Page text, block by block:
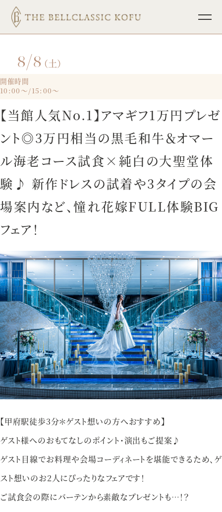
ご不明な点やご相談など、
お気軽にお問い合わせください
ブライダルフェア 来館予約
資料請求 お問い合わせ
TOP
料理
ドレス
ホスピタリティ
プラン
フォトウェディング
インフォメーション
宴会・会議
ご参列の皆さまへ
採用情報
8/8 （土）
開催時間
10:00～/15:00～
【当館人気No.1】アマギフ1万円プレゼ
ント◎3万円相当の黒毛和牛＆オマー
ル海老コース試食×純白の大聖堂体
験♪ 新作ドレスの試着や3タイプの会
場案内など、憧れ花嫁FULL体験BIG
フェア！
【甲府駅徒歩3分＊ゲスト想いの方へおすすめ】
ゲスト様へのおもてなしのポイント・演出もご提案♪
ゲスト目線でお料理や会場コーディネートを堪能できるため、ゲ
スト想いのお2人にぴったりなフェアです！
ご試食会の際にバーテンから素敵なプレゼントも…！？